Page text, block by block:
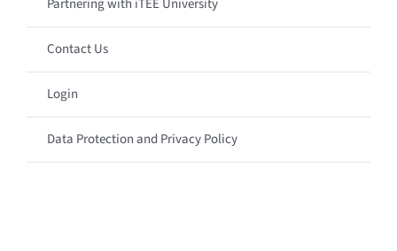
Partnering with iTEE University
Contact Us
Login
Data Protection and Privacy Policy